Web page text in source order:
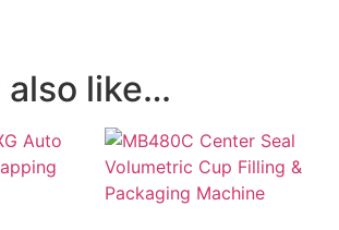
also like…